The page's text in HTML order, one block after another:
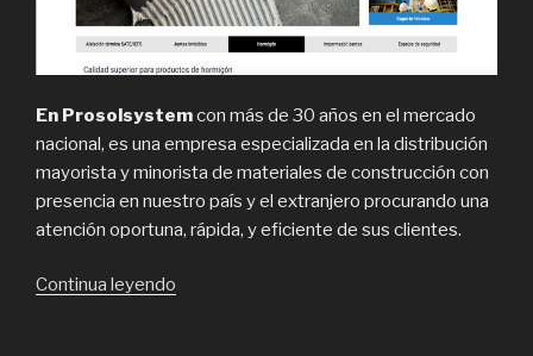
En Prosolsystemcon más de 30 años en el mercado
nacional, es una empresa especializada en la distribución
mayorista y minorista de materiales de construcción con
presencia en nuestro país y el extranjero procurando una
atención oportuna, rápida, y eficiente de sus clientes.
Continua leyendo